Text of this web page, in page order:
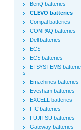
BenQ batteries
CLEVO batteries
Compal batteries
COMPAQ batteries
Dell batteries
ECS
ECS batteries
EI SYSTEMS batterie
s
Emachines batteries
Evesham batteries
EXCELL batteries
FIC batteries
FUJITSU batteries
Gateway batteries